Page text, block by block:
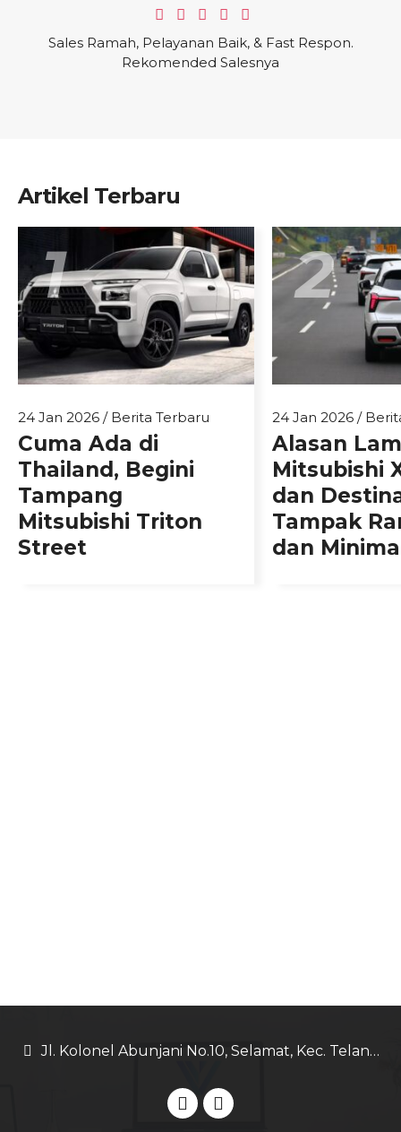
Sales Ramah, Pelayanan Baik, & Fast Respon.
Rekomended Salesnya
Artikel Terbaru
1
24 Jan 2026 / Berita Terbaru
Cuma Ada di
Thailand, Begini
Tampang
Mitsubishi Triton
Street
2
24 Jan 2026 /
Alasan
Mitsubishi
dan
Tampak
dan
Jl. Kolonel Abunjani No.10, Selamat, Kec. Telanaipura, Kota Jambi, Jambi 36128